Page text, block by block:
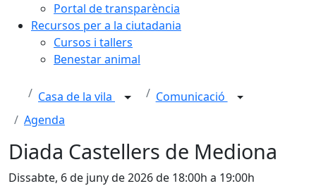
Portal de transparència
Recursos per a la ciutadania
Cursos i tallers
Benestar animal
Casa de la vila
Comunicació
Agenda
Diada Castellers de Mediona
Dissabte, 6 de juny de 2026 de 18:00h a 19:00h